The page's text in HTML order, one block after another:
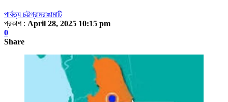
পার্বত্য চট্টগ্রামরাঙামাটি
প্রকাশ : April 28, 2025 10:15 pm
0
Share